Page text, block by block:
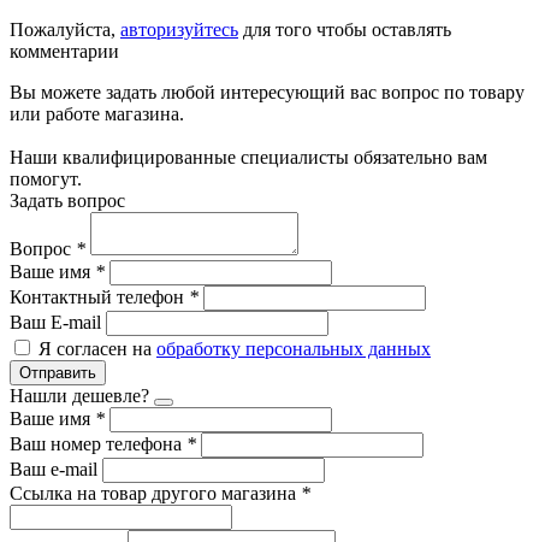
Пожалуйста, авторизуйтесь для того чтобы оставлять
комментарии
Вы можете задать любой интересующий вас вопрос по товару
или работе магазина.
Наши квалифицированные специалисты обязательно вам
помогут.
Задать вопрос
Вопрос *
Ваше имя *
Контактный телефон *
Ваш E-mail
Я согласен на обработку персональных данных
Отправить
Нашли дешевле?
Ваше имя *
Ваш номер телефона *
Ваш e-mail
Ссылка на товар другого магазина *